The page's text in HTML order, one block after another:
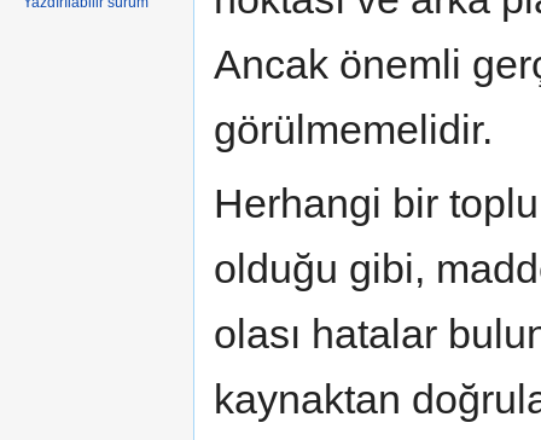
Ancak önemli
görülmemelidir.
Herhangi bir
olduğu gibi,
olası hatalar
kaynaktan